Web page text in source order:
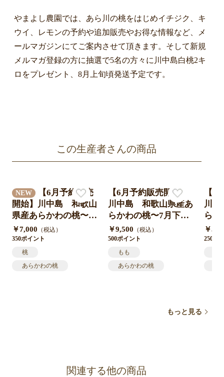
やまよし農園では、あら川の桃をはじめイチジク、キ
ウイ、レモンの予約や追加販売やお得な情報など、メ
ールマガジンにてご案内させて頂きます。そして新規
メルマガ登録の方に抽選で5名の方々に川中島白桃2キ
ロをプレゼント、8月上旬頃発送予定です。
もっと見る
この生産者さんの商品
NEW
【6月予約販売
開始】川中島 和歌山
県産あらかわの桃〜7
月下旬頃発送予定4㎏
（約12〜13個）/家庭
￥7,000 （税込）
350ポイント
桃
あらかわの桃
【6月予約販売開始】
川中島 和歌山県産あ
らかわの桃〜7月下旬
頃発送予定4㎏（約1
2〜13個）/青秀ギフト
￥9,500 （税込）
500ポイント
もも
あらかわの桃
【6
川中
らか
頃発
7個
￥
250ポ
関連する他の商品